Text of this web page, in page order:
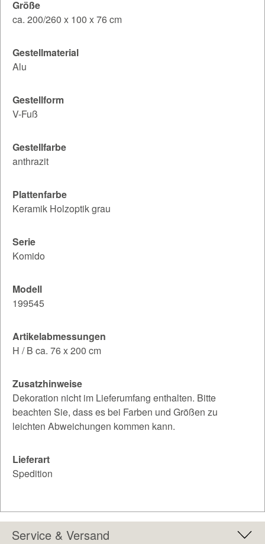
Größe
ca. 200/260 x 100 x 76 cm
Gestellmaterial
Alu
Gestellform
V-Fuß
Gestellfarbe
anthrazit
Plattenfarbe
Keramik Holzoptik grau
Serie
Komido
Modell
199545
Artikelabmessungen
H / B ca. 76 x 200 cm
Zusatzhinweise
Dekoration nicht im Lieferumfang enthalten. Bitte
beachten Sie, dass es bei Farben und Größen zu
leichten Abweichungen kommen kann.
Lieferart
Spedition
Service & Versand